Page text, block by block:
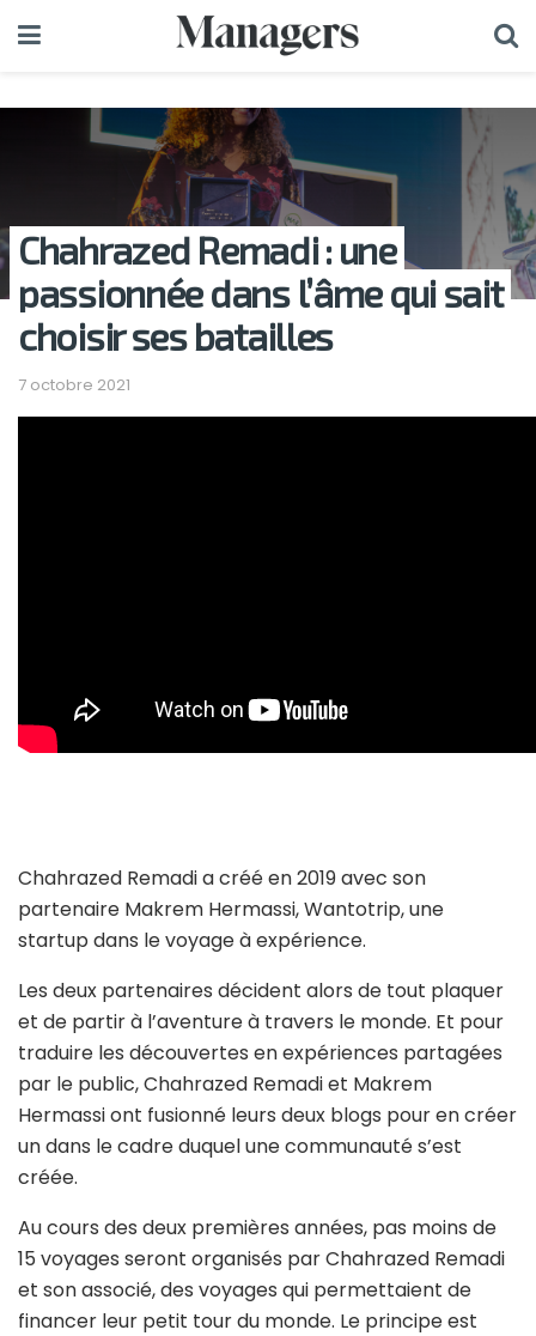
Chahrazed Remadi : une
passionnée dans l’âme qui sait
choisir ses batailles
7 octobre 2021
Chahrazed Remadi a créé en 2019 avec son
partenaire Makrem Hermassi, Wantotrip, une
startup dans le voyage à expérience.
Les deux partenaires décident alors de tout plaquer
et de partir à l’aventure à travers le monde. Et pour
traduire les découvertes en expériences partagées
par le public, Chahrazed Remadi et Makrem
Hermassi ont fusionné leurs deux blogs pour en créer
un dans le cadre duquel une communauté s’est
créée.
Au cours des deux premières années, pas moins de
15 voyages seront organisés par Chahrazed Remadi
et son associé, des voyages qui permettaient de
financer leur petit tour du monde. Le principe est